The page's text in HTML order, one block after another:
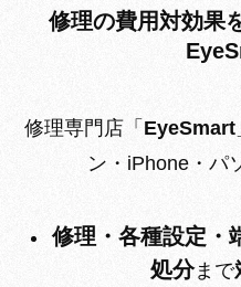
修理の費用対効果
修理専門店 「 EyeSmart
ン・iPhone・パ
修理・各種設定・
処分まで